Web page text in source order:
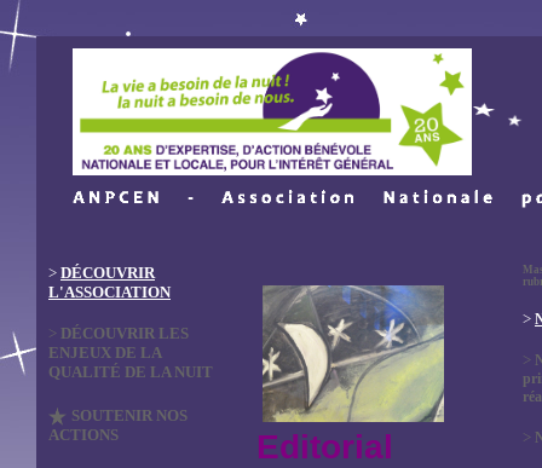
> DÉCOUVRIR
L'ASSOCIATION
> DÉCOUVRIR LES
ENJEUX DE LA
QUALITÉ DE LA NUIT
SOUTENIR NOS
ACTIONS
Editorial
>
>
>